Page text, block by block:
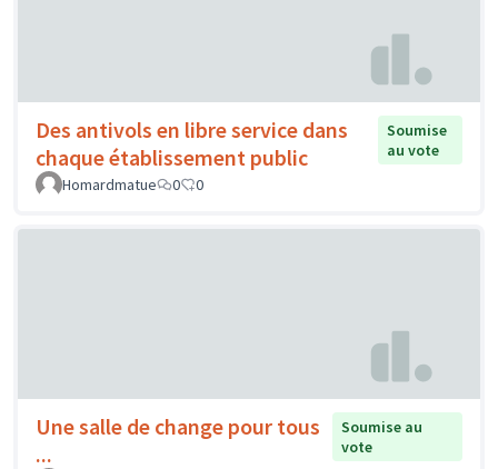
Des antivols en libre service dans
chaque établissement public
Soumise
au vote
Homardmatue
0 0
Une salle de change pour tous
...
Soumise au
vote